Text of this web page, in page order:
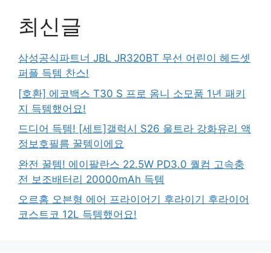
최신글
삼성공식파트너 JBL JR320BT 무선 어린이 헤드셋
퍼플 득템 찬스!
[호환] 에코백스 T30 S 프로 옴니 소모품 1년 패키
지 득템했어요!
드디어 득템! [세트]갤럭시 S26 울트라 강화유리 액
정보호필름 꿀템이에요
완전 꿀템! 에이팔란스 22.5W PD3.0 퀄컴 고속충
전 보조배터리 20000mAh 득템
오르홈 오븐형 에어 프라이어기 후라이기 후라이어
코스트코 12L 득템했어요!